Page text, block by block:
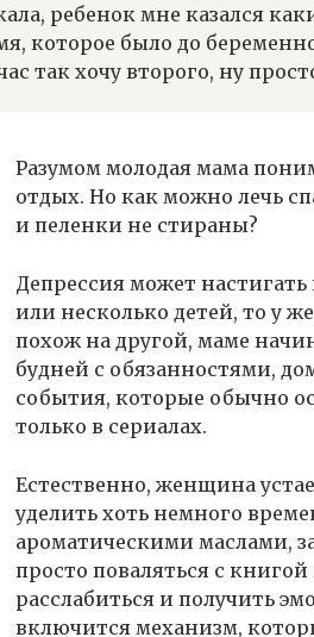
ребенок мне казался
которое было до
так хочу второго, ну
Разумом молодая мама
отдых. Но как можно лечь
и пеленки не стираны?
Депрессия может
или несколько детей, то у
похож на другой, маме
будней с обязанностями,
события, которые обычно
только в сериалах.
Естественно, женщина
уделить хоть немного
ароматическими маслами,
просто поваляться с
расслабиться и получить
включится механизм,